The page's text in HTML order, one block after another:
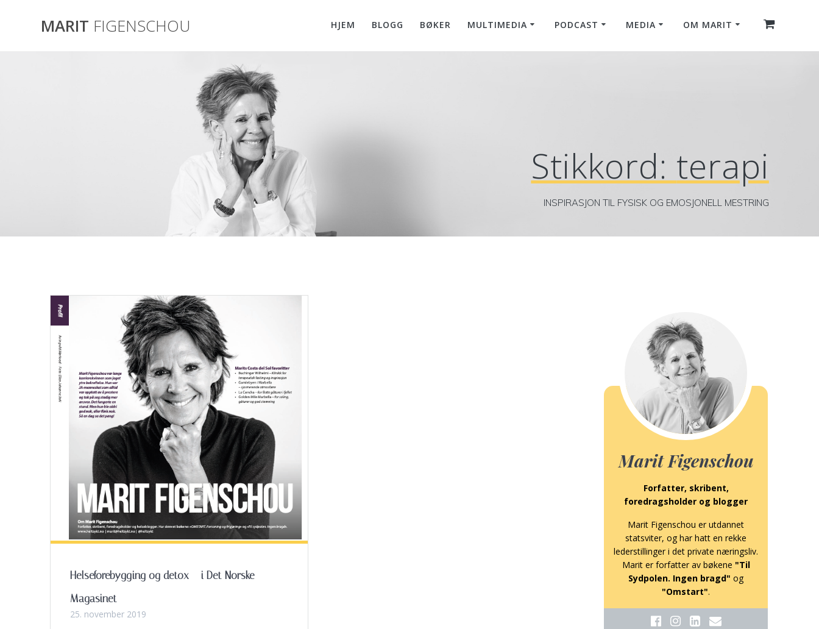
MARIT FIGENSCHOU HJEM BLOGG BØKER MULTIMEDIA PODCAST MEDIA OM MARIT
Stikkord: terapi
INSPIRASJON TIL FYSISK OG EMOSJONELL MESTRING
Helseforebygging og detox – i Det Norske
Magasinet
25. november 2019
Marit Figenschou
Forfatter, skribent,
foredragsholder og blogger
Marit Figenschou er utdannet
statsviter, og har hatt en rekke
lederstillinger i det private næringsliv.
Marit er forfatter av bøkene "Til
Sydpolen. Ingen bragd" og
"Omstart".